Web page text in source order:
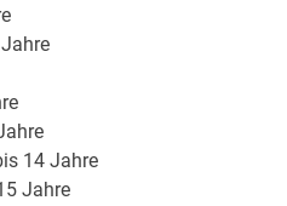
14 Jahre
Jahre